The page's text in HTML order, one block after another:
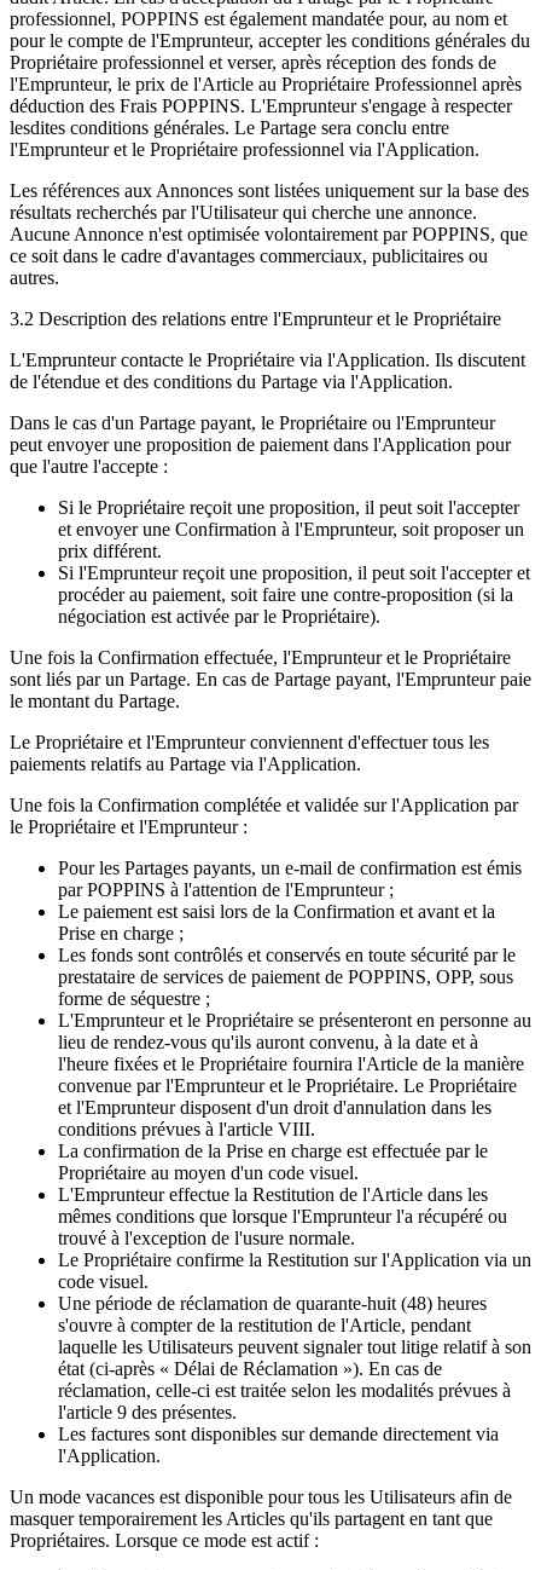
professionnel, POPPINS est également mandatée pour, au nom et
pour le compte de l'Emprunteur, accepter les conditions générales du
Propriétaire professionnel et verser, après réception des fonds de
l'Emprunteur, le prix de l'Article au Propriétaire Professionnel après
déduction des Frais POPPINS. L'Emprunteur s'engage à respecter
lesdites conditions générales. Le Partage sera conclu entre
l'Emprunteur et le Propriétaire professionnel via l'Application.
Les références aux Annonces sont listées uniquement sur la base des
résultats recherchés par l'Utilisateur qui cherche une annonce.
Aucune Annonce n'est optimisée volontairement par POPPINS, que
ce soit dans le cadre d'avantages commerciaux, publicitaires ou
autres.
3.2 Description des relations entre l'Emprunteur et le Propriétaire
L'Emprunteur contacte le Propriétaire via l'Application. Ils discutent
de l'étendue et des conditions du Partage via l'Application.
Dans le cas d'un Partage payant, le Propriétaire ou l'Emprunteur
peut envoyer une proposition de paiement dans l'Application pour
que l'autre l'accepte :
Si le Propriétaire reçoit une proposition, il peut soit l'accepter
et envoyer une Confirmation à l'Emprunteur, soit proposer un
prix différent.
Si l'Emprunteur reçoit une proposition, il peut soit l'accepter et
procéder au paiement, soit faire une contre-proposition (si la
négociation est activée par le Propriétaire).
Une fois la Confirmation effectuée, l'Emprunteur et le Propriétaire
sont liés par un Partage. En cas de Partage payant, l'Emprunteur paie
le montant du Partage.
Le Propriétaire et l'Emprunteur conviennent d'effectuer tous les
paiements relatifs au Partage via l'Application.
Une fois la Confirmation complétée et validée sur l'Application par
le Propriétaire et l'Emprunteur :
Pour les Partages payants, un e-mail de confirmation est émis
par POPPINS à l'attention de l'Emprunteur ;
Le paiement est saisi lors de la Confirmation et avant et la
Prise en charge ;
Les fonds sont contrôlés et conservés en toute sécurité par le
prestataire de services de paiement de POPPINS, OPP, sous
forme de séquestre ;
L'Emprunteur et le Propriétaire se présenteront en personne au
lieu de rendez-vous qu'ils auront convenu, à la date et à
l'heure fixées et le Propriétaire fournira l'Article de la manière
convenue par l'Emprunteur et le Propriétaire. Le Propriétaire
et l'Emprunteur disposent d'un droit d'annulation dans les
conditions prévues à l'article VIII.
La confirmation de la Prise en charge est effectuée par le
Propriétaire au moyen d'un code visuel.
L'Emprunteur effectue la Restitution de l'Article dans les
mêmes conditions que lorsque l'Emprunteur l'a récupéré ou
trouvé à l'exception de l'usure normale.
Le Propriétaire confirme la Restitution sur l'Application via un
code visuel.
Une période de réclamation de quarante-huit (48) heures
s'ouvre à compter de la restitution de l'Article, pendant
laquelle les Utilisateurs peuvent signaler tout litige relatif à son
état (ci-après « Délai de Réclamation »). En cas de
réclamation, celle-ci est traitée selon les modalités prévues à
l'article 9 des présentes.
Les factures sont disponibles sur demande directement via
l'Application.
Un mode vacances est disponible pour tous les Utilisateurs afin de
masquer temporairement les Articles qu'ils partagent en tant que
Propriétaires. Lorsque ce mode est actif :